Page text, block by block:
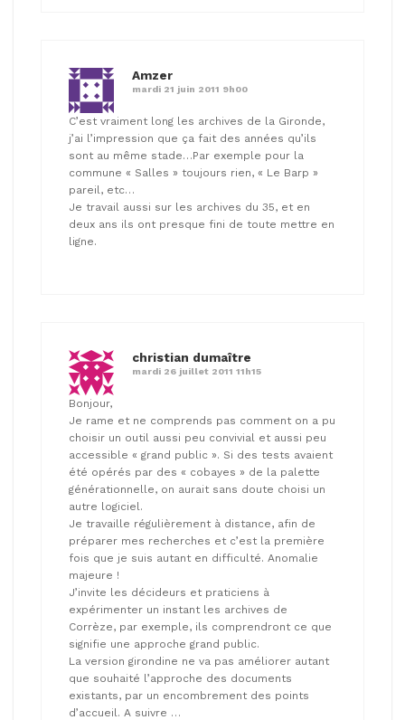
Amzer
mardi 21 juin 2011 9h00
C’est vraiment long les archives de la Gironde,
j’ai l’impression que ça fait des années qu’ils
sont au même stade…Par exemple pour la
commune « Salles » toujours rien, « Le Barp »
pareil, etc…
Je travail aussi sur les archives du 35, et en
deux ans ils ont presque fini de toute mettre en
ligne.
christian dumaître
mardi 26 juillet 2011 11h15
Bonjour,
Je rame et ne comprends pas comment on a pu
choisir un outil aussi peu convivial et aussi peu
accessible « grand public ». Si des tests avaient
été opérés par des « cobayes » de la palette
générationnelle, on aurait sans doute choisi un
autre logiciel.
Je travaille régulièrement à distance, afin de
préparer mes recherches et c’est la première
fois que je suis autant en difficulté. Anomalie
majeure !
J’invite les décideurs et praticiens à
expérimenter un instant les archives de
Corrèze, par exemple, ils comprendront ce que
signifie une approche grand public.
La version girondine ne va pas améliorer autant
que souhaité l’approche des documents
existants, par un encombrement des points
d’accueil. A suivre …